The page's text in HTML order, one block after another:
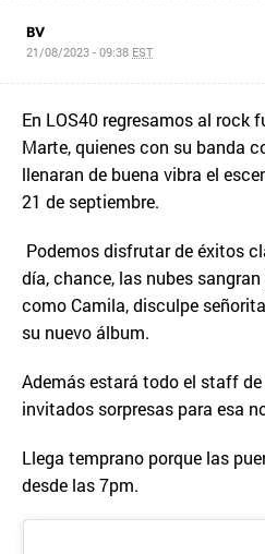
BV
21/08/2023 - 09:38 EST
En LOS40 regresamos al rock
Marte, quienes con su banda
llenaran de buena vibra el
21 de septiembre.
Podemos disfrutar de éxitos
día, chance, las nubes
como Camila, disculpe
su nuevo álbum.
Además estará todo el staff
invitados sorpresas para esa
Llega temprano porque las
desde las 7pm.